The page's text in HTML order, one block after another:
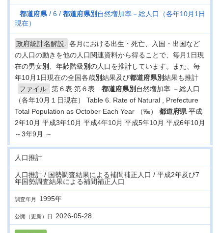
都道府県 6 都道府県別 自然増加率－総人口（各年10月1日
現在）
政府統計名解説: 各月における出生・死亡、入国・出国など
の人口の動きを他の人口関連資料から得ることで、毎月1日現
在の男女別 、年齢階級別の人口を推計しています。また、毎
年10月1日現在の全国各歳別結果及び都道府県別結果も推計
ファイル: 第６表 第６表 都道府県別 自然増加率 －総人口
（各年10月１日現在） Table 6. Rate of Natural , Prefecture
Total Population as October Each Year （‰） 都道府県平成
2年10月 平成3年10月 平成4年10月 平成5年10月 平成6年10月
～3年9月 ～
人口推計
人口推計 / 国勢調査結果による補間補正人口 / 平成2年及び7
年国勢調査結果による補間補正人口
調査年月 1995年
公開（更新）日 2026-05-28